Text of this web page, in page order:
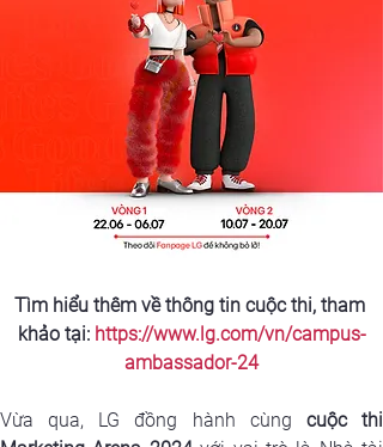
Tìm hiểu thêm về thông tin cuộc thi, tham
khảo tại: https://www.lg.com/vn/campus-
ambassador-24
Vừa qua, LG đồng hành cùng cuộc thi